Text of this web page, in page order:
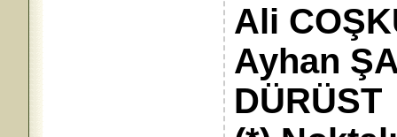
Ali
Ayhan
DÜRÜST